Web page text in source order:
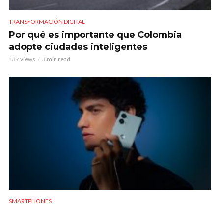
TRANSFORMACIÓN DIGITAL
Por qué es importante que Colombia
adopte ciudades inteligentes
137 views 3 min read
SMARTPHONES